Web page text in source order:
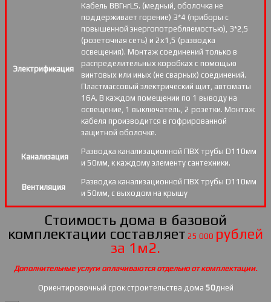
Электрификация
Кабель ВВГнгLS. (медный, оболочка не
поддерживает горение) 3*4 (приборы с
повышенной энергопотребляемостью), 3*2,5
(розеточная сеть) и 2х1,5 (разводка
освещения). Монтаж соединений только в
распределительных коробках с помощью
винтовых или иных (не сварных) соединений.
Пластмассовый электрический щит, автоматы
16А. В каждом помещении по 1 выводу на
освещение, 1 выключатель, 2 розетки. Монтаж
кабеля производится в гофрированной
защитной оболочке.
Канализация
Разводка канализационной ПВХ трубы D110мм
и 50мм, к каждому элементу сантехники.
Вентиляция
Разводка канализационной ПВХ трубы D110мм
и 50мм, с выходом на крышу
Стоимость дома в базовой
комплектации составляет 25 000 рублей
за 1м2.
Дополнительные услуги оплачиваются отдельно от комплектации.
Ориентировочный срок строительства дома 50дней